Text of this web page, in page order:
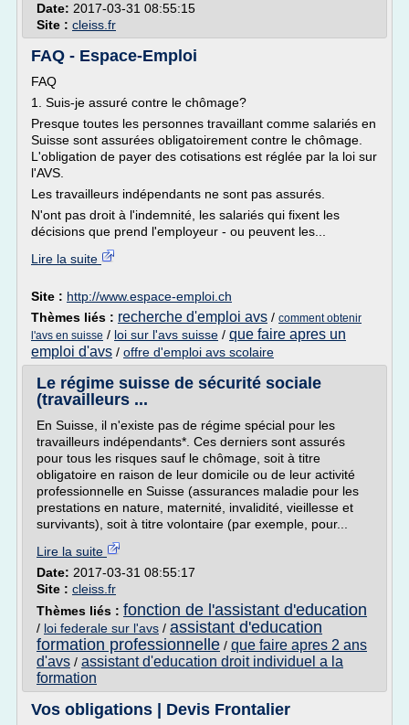
Date: 2017-03-31 08:55:15
Site : cleiss.fr
FAQ - Espace-Emploi
FAQ
1. Suis-je assuré contre le chômage?
Presque toutes les personnes travaillant comme salariés en
Suisse sont assurées obligatoirement contre le chômage.
L'obligation de payer des cotisations est réglée par la loi sur
l'AVS.
Les travailleurs indépendants ne sont pas assurés.
N'ont pas droit à l'indemnité, les salariés qui fixent les
décisions que prend l'employeur - ou peuvent les...
Lire la suite
Site : http://www.espace-emploi.ch
Thèmes liés : recherche d'emploi avs / comment obtenir
l'avs en suisse / loi sur l'avs suisse / que faire apres un
emploi d'avs / offre d'emploi avs scolaire
Le régime suisse de sécurité sociale
(travailleurs ...
En Suisse, il n'existe pas de régime spécial pour les
travailleurs indépendants*. Ces derniers sont assurés
pour tous les risques sauf le chômage, soit à titre
obligatoire en raison de leur domicile ou de leur activité
professionnelle en Suisse (assurances maladie pour les
prestations en nature, maternité, invalidité, vieillesse et
survivants), soit à titre volontaire (par exemple, pour...
Lire la suite
Date: 2017-03-31 08:55:17
Site : cleiss.fr
Thèmes liés : fonction de l'assistant d'education
/ loi federale sur l'avs / assistant d'education
formation professionnelle / que faire apres 2 ans
d'avs / assistant d'education droit individuel a la
formation
Vos obligations | Devis Frontalier